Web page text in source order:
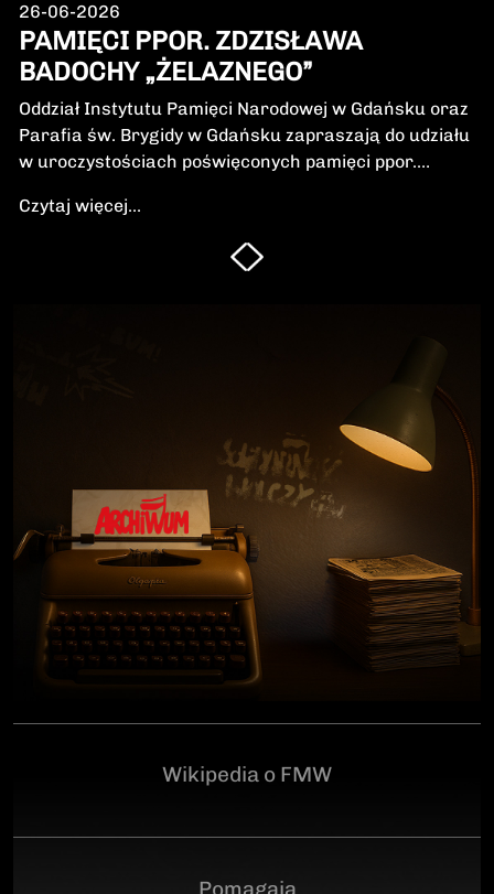
26-06-2026
PAMIĘCI PPOR. ZDZISŁAWA
BADOCHY „ŻELAZNEGO”
Oddział Instytutu Pamięci Narodowej w Gdańsku oraz
Parafia św. Brygidy w Gdańsku zapraszają do udziału
w uroczystościach poświęconych pamięci ppor.
Wileńskiej Brygady Armii Krajowej, dowódcy 5.
szwadronu podczas walk na Pomorzu, jednego z
najbardziej zasłużonych żołnierzy polskiego podziemia
przeciwko niemieckiemu i sowieckiemu okupantowi, a
po zakończeniu wojny pozostał wierny ideałom
wolności. Poległ 28 czerwca 1946 r., a miejsce
ukrycia jego szczątków przez komunistyczny aparat
represji pozostaje do dziś nieznane.Program
uroczystości:11.00 – Msza Święta w Kościele św.
Brygidy w Gdańsku12.30 – poświęcenie
symbolicznego nagrobka na Cmentarzu
Garnizonowym w GdańskuSerdecznie zapraszamy
Czytaj więcej...
Wikipedia o FMW
Pomagają